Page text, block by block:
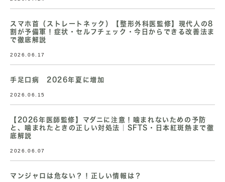
スマホ首（ストレートネック）【整形外科医監修】現代人の8
割が予備軍！症状・セルフチェック・今日からできる改善法ま
で徹底解説
2026.06.17
手足口病 2026年夏に増加
2026.06.15
【2026年医師監修】マダニに注意！噛まれないための予防
と、噛まれたときの正しい対処法｜SFTS・日本紅斑熱まで徹
底解説
2026.06.07
マンジャロは危ない？！正しい情報は？